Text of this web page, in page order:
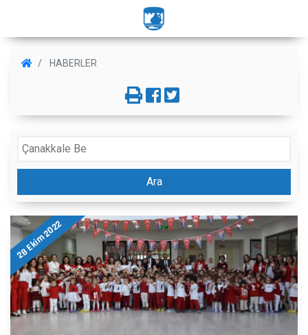
HABERLER
Ara
28 Ekim 2022